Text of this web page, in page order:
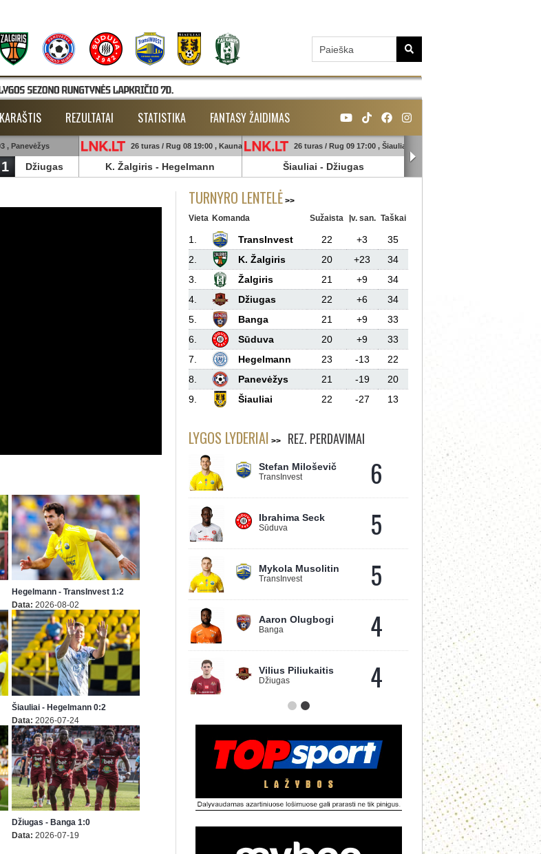
REZULTATAI STATISTIKA FANTASY ŽAIDIMAS
, Panevėžys
Džiugas
26 turas / Rug 08 19:00 , Kaunas
K. Žalgiris - Hegelmann
26 turas / Rug 09 17:00 , Šiauliai
Šiauliai - Džiugas
Hegelmann - TransInvest 1:2
Data: 2026-08-02
Šiauliai - Hegelmann 0:2
Data: 2026-07-24
Džiugas - Banga 1:0
Data: 2026-07-19
TURNYRO LENTELĖ
Vieta Komanda Sužaista Įv. san. Taškai
1. TransInvest 22 +3
35
2.
K. Žalgiris 20 +23
34
3.
Žalgiris 21 +9
34
4.
Džiugas 22 +6
34
5.
Banga 21 +9
33
6.
Sūduva 20 +9
33
7.
Hegelmann 23 -13
22
8.
Panevėžys 21 -19
20
9.
Šiauliai 22 -27 13
LYGOS LYDERIAI REZ. PERDAVIMAI
Stefan Miloševič
TransInvest 6
Ibrahima Seck
Sūduva 5
Mykola Musolitin
TransInvest 5
Aaron Olugbogi
Banga 4
Vilius Piliukaitis
Džiugas 4